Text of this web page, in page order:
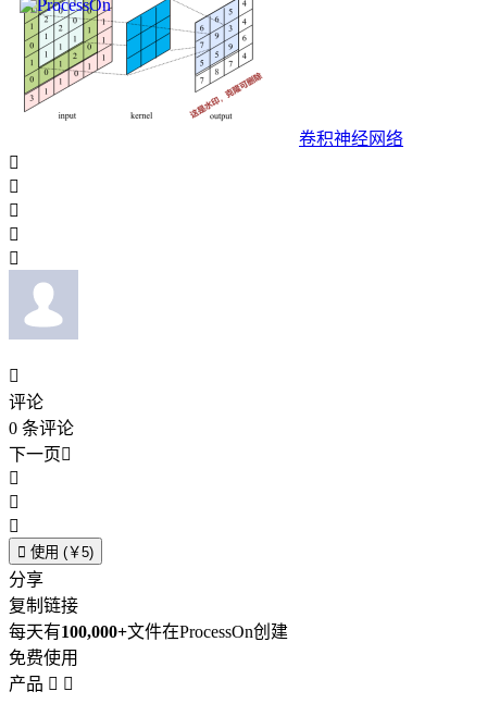
卷积神经网络






评论
0 条评论
下一页



 使用 (￥5)
分享
复制链接
每天有100,000+文件在ProcessOn创建
免费使用
产品  